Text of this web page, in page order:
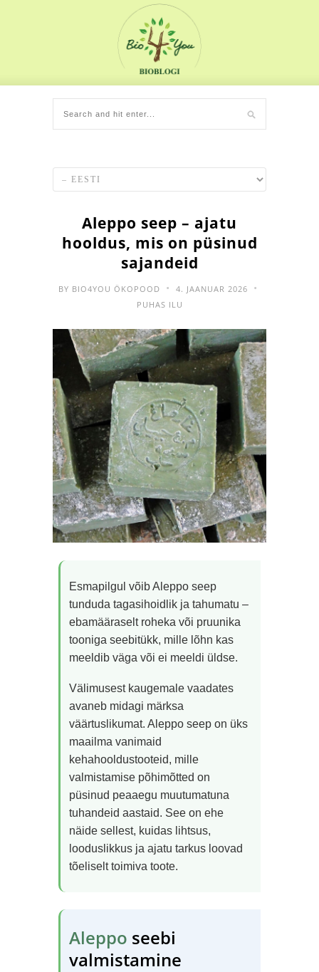
Aleppo seep – ajatu
hooldus, mis on püsinud
sajandeid
BY BIO4YOU ÖKOPOOD • 4. JAANUAR 2026 •
PUHAS ILU
Esmapilgul võib Aleppo seep
tunduda tagasihoidlik ja tahumatu –
ebamääraselt roheka või pruunika
tooniga seebitükk, mille lõhn kas
meeldib väga või ei meeldi üldse.
Välimusest kaugemale vaadates
avaneb midagi märksa
väärtuslikumat. Aleppo seep on üks
maailma vanimaid
kehahooldustooteid, mille
valmistamise põhimõtted on
püsinud peaaegu muutumatuna
tuhandeid aastaid. See on ehe
näide sellest, kuidas lihtsus,
looduslikkus ja ajatu tarkus loovad
tõeliselt toimiva toote.
Aleppo seebi
valmistamine